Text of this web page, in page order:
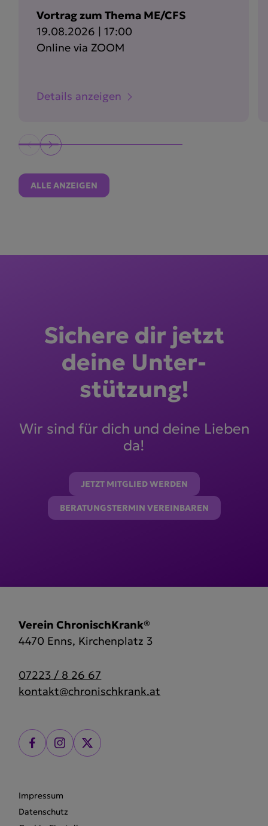
Vortrag zum Thema ME/CFS
19.08.2026 | 17:00
Online via ZOOM
Details anzeigen
ALLE ANZEIGEN
Sichere dir jetzt
deine Unter­
stützung!
Wir sind für dich und deine Lieben
da!
JETZT MITGLIED WERDEN
BERATUNGSTERMIN VEREINBAREN
Verein ChronischKrank®
4470 Enns, Kirchenplatz 3
07223 / 8 26 67
kontakt@chronischkrank.at
Impressum
Datenschutz